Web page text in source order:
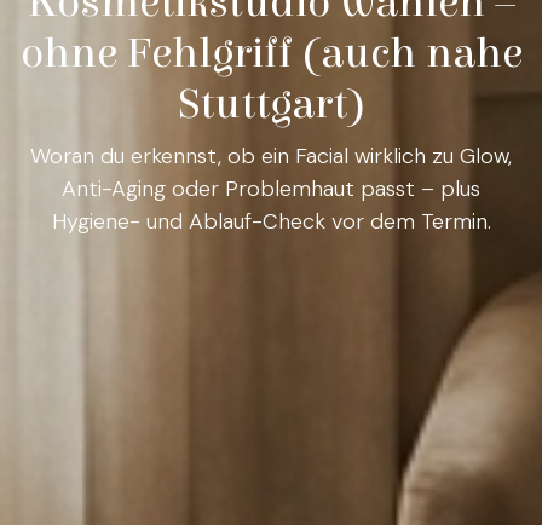
ohne Fehlgriff (auch nahe
Stuttgart)
Woran du erkennst, ob ein Facial wirklich zu Glow,
Anti-Aging oder Problemhaut passt – plus
Hygiene- und Ablauf-Check vor dem Termin.